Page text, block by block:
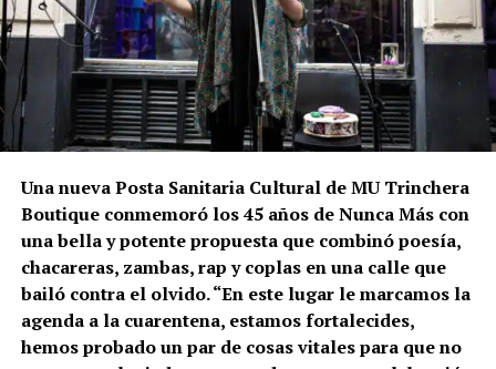
Una nueva Posta Sanitaria Cultural de MU Trinchera
Boutique conmemoró los 45 años de Nunca Más con
una bella y potente propuesta que combinó poesía,
chacareras, zambas, rap y coplas en una calle que
bailó contra el olvido. “En este lugar le marcamos la
agenda a la cuarentena, estamos fortalecides,
hemos probado un par de cosas vitales para que no